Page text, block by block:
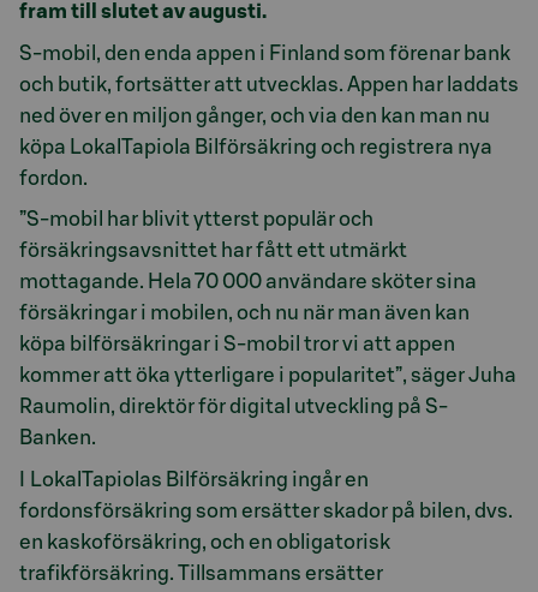
fram till slutet av augusti.
S-mobil, den enda appen i Finland som förenar bank
och butik, fortsätter att utvecklas. Appen har laddats
ned över en miljon gånger, och via den kan man nu
köpa LokalTapiola Bilförsäkring och registrera nya
fordon.
”S-mobil har blivit ytterst populär och
försäkringsavsnittet har fått ett utmärkt
mottagande. Hela 70 000 användare sköter sina
försäkringar i mobilen, och nu när man även kan
köpa bilförsäkringar i S-mobil tror vi att appen
kommer att öka ytterligare i popularitet”, säger Juha
Raumolin, direktör för digital utveckling på S-
Banken.
I LokalTapiolas Bilförsäkring ingår en
fordonsförsäkring som ersätter skador på bilen, dvs.
en kaskoförsäkring, och en obligatorisk
trafikförsäkring. Tillsammans ersätter